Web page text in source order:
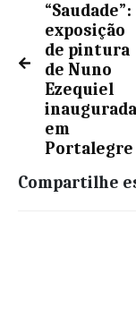
“Saudade”:
exposição
de pintura
de Nuno
Ezequiel
inaugurada
em
Portalegre
Compartilhe